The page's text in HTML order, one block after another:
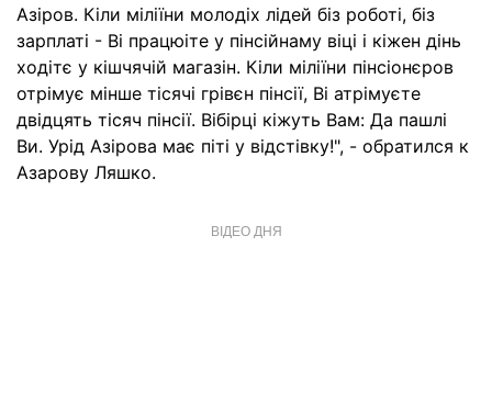
Азіров. Кіли міліїни молодіх лідей біз роботі, біз
зарплаті - Ві працюіте у пінсійнаму віці і кіжен дінь
ходітє у кішчячій магазін. Кіли міліїни пінсіонєров
отрімує мінше тісячі грівєн пінсії, Ві атрімуєте
двідцять тісяч пінсії. Вібірці кіжуть Вам: Да пашлі
Ви. Урід Азірова має піті у відстівку!", - обратился к
Азарову Ляшко.
ВІДЕО ДНЯ